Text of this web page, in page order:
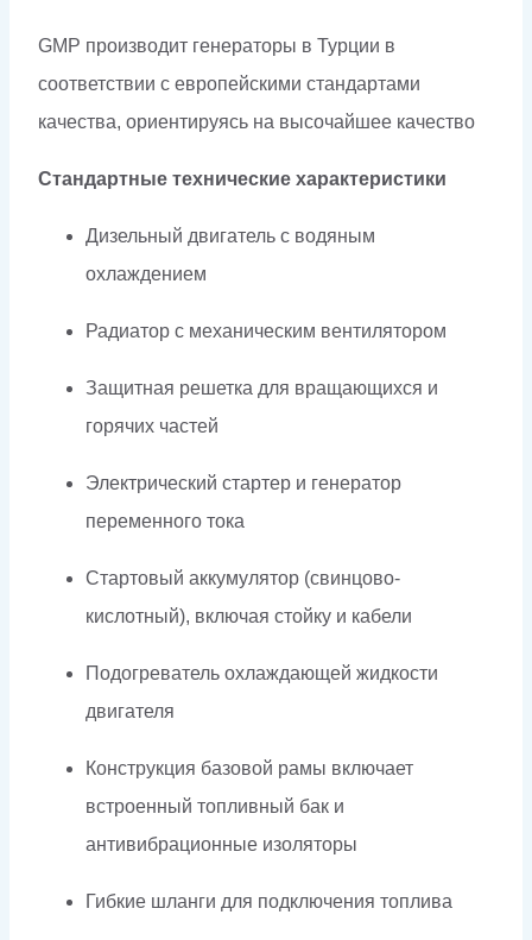
GMP производит генераторы в Турции в
соответствии с европейскими стандартами
качества, ориентируясь на высочайшее качество
Стандартные технические характеристики
Дизельный двигатель с водяным
охлаждением
Радиатор с механическим вентилятором
Защитная решетка для вращающихся и
горячих частей
Электрический стартер и генератор
переменного тока
Стартовый аккумулятор (свинцово-
кислотный), включая стойку и кабели
Подогреватель охлаждающей жидкости
двигателя
Конструкция базовой рамы включает
встроенный топливный бак и
антивибрационные изоляторы
Гибкие шланги для подключения топлива